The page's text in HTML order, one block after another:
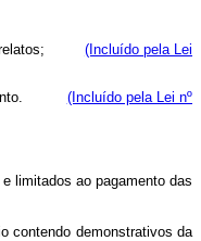
correlatos; (Incluído pela Lei
(Incluído pela Lei nº
limitados ao pagamento das
contendo demonstrativos da